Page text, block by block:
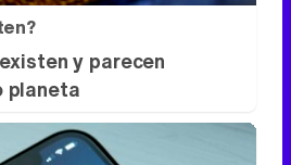
y parecen
planeta